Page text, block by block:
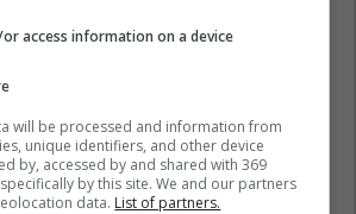
access information on a device
will be processed and information from
unique identifiers, and other device
by, accessed by and shared with 369
by this site. We and our partners
data. List of partners.